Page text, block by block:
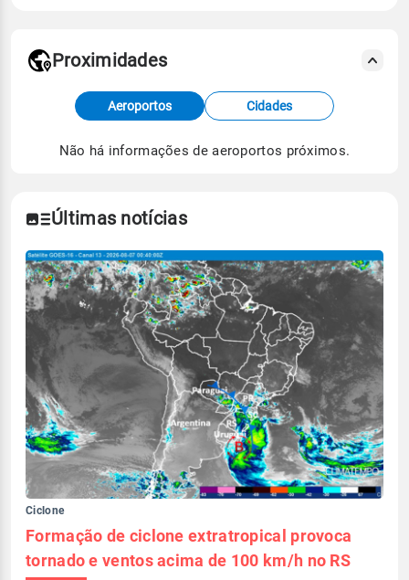
Fonte: dados combinados de estações
meteorológicas e satélite do Centro de Previsão
de Tempo e Estudos Climáticos (CPTEC).
Proximidades
Aeroportos Cidades
Não há informações de aeroportos próximos.
Últimas notícias
Ciclone
Formação de ciclone extratropical provoca
tornado e ventos acima de 100 km/h no RS